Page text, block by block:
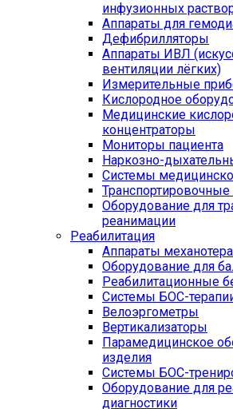
инфузионных
Аппараты для
Дефибрилляторы
Аппараты ИВЛ
вентиляции лёгких)
Измерительные
Кислородное
Медицинские
концентраторы
Мониторы пациента
Наркозно-
Системы
Оборудование для
реанимации
Реабилитация
Аппараты
Оборудование для
Реабилитационные
Системы БОС-
Велоэргометры
Вертикализаторы
Парамедицинское
изделия
Системы БОС-
Оборудование для
диагностики